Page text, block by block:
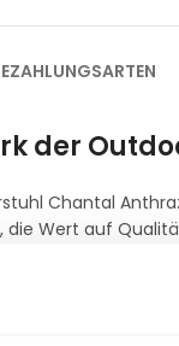
ZAHLUNGSARTEN
der
Chantal
Wert auf